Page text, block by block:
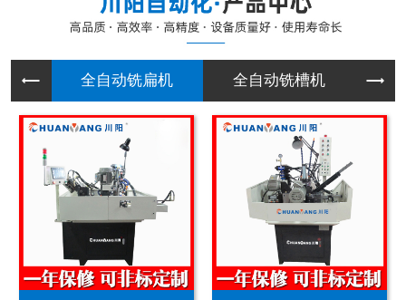
全自动铣 全自动铣 全自